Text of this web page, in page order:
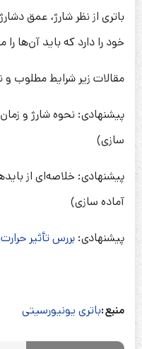
باتری از نظر شارژ، عمق
خود را دارد که باید آن‌ها را
مقالات زیر شرایط مطلوب و
پیشنهادی: نحوه شارژ و
سازی)
پیشنهادی: خلاصه‌ای از
آماده سازی)
پیشنهادی: بررس تأثیر
منبع:باتری یونیورسیتی